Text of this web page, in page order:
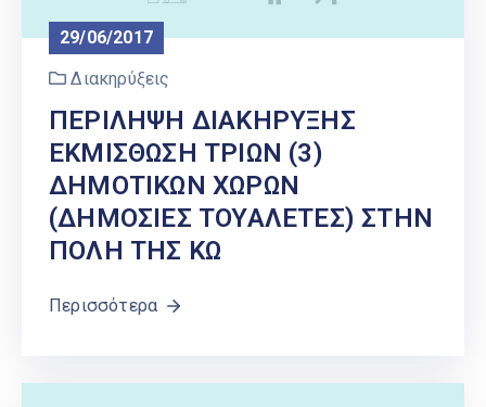
29/06/2017
Διακηρύξεις
ΠΕΡΙΛΗΨΗ ΔΙΑΚΗΡΥΞΗΣ
ΕΚΜΙΣΘΩΣΗ ΤΡΙΩΝ (3)
ΔΗΜΟΤΙΚΩΝ ΧΩΡΩΝ
(ΔΗΜΟΣΙΕΣ ΤΟΥΑΛΕΤΕΣ) ΣΤΗΝ
ΠΟΛΗ ΤΗΣ ΚΩ
Περισσότερα